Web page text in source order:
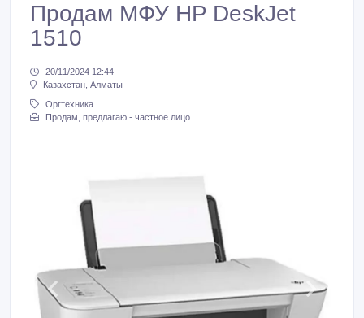
Продам МФУ HP DeskJet
1510
20/11/2024 12:44
Казахстан, Алматы
Оргтехника
Продам, предлагаю - частное лицо